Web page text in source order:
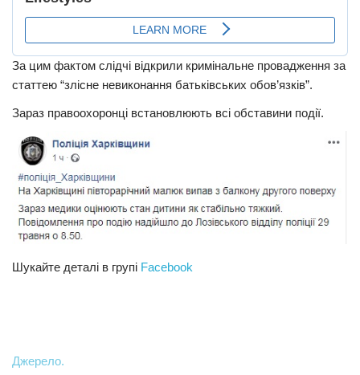
За цим фактом слідчі відкрили кримінальне провадження за
статтею “злісне невиконання батьківських обов’язків”.
Зараз правоохоронці встановлюють всі обставини події.
Шукайте деталі в групі Facebook
Джерело.